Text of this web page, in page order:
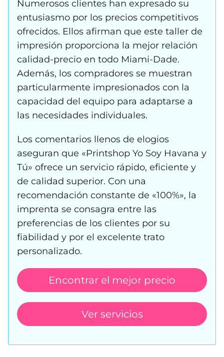
Numerosos clientes han expresado su
entusiasmo por los precios competitivos
ofrecidos. Ellos afirman que este taller de
impresión proporciona la mejor relación
calidad-precio en todo Miami-Dade.
Además, los compradores se muestran
particularmente impresionados con la
capacidad del equipo para adaptarse a
las necesidades individuales.
Los comentarios llenos de elogios
aseguran que «Printshop Yo Soy Havana y
Tú» ofrece un servicio rápido, eficiente y
de calidad superior. Con una
recomendación constante de «100%», la
imprenta se consagra entre las
preferencias de los clientes por su
fiabilidad y por el excelente trato
personalizado.
Encontrar el mejor precio
Ver servicios